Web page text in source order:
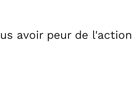
avoir peur de l'action